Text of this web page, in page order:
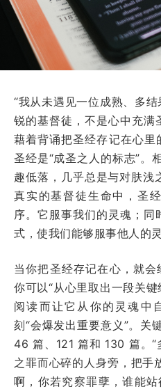
“我从未遇见一位成熟、多
锐的基督徒，不是心中充满
藉着背诵把圣经存记在心里
圣经是“成圣之人的标志”。
趣低落，几乎总是与对肤
真实的基督徒生命中，圣
序。它服事我们的灵魂；
式，使我们能够服事他人的灵
当你把圣经存记在心，就
你可以“从心里取出一段关
阅读而让它从你的灵魂中
刻“会爆发出重要意义”。关
46 篇、121 篇和 130 篇。
之罪而心碎的人身旁，把手
啊，你若究察罪孽，谁能站